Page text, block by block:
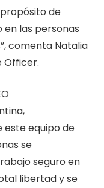
de
las personas
”,comenta Natalia
Officer.
este equipo de
se
seguro en
libertad y se